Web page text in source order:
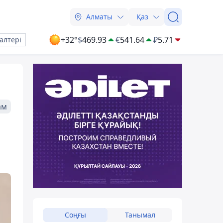
Алматы Қаз
+32°$469.93 €541.64 ₽5.71
Соңғы Танымал